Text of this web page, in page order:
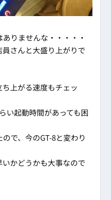
りませんな・・・・・
さんと大盛り上がりで
上がる速度もチェッ
い起動時間があっても困
で、今のGT-8と変わり
かどうかも大事なので